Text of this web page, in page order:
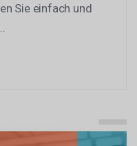
Sie einfach und